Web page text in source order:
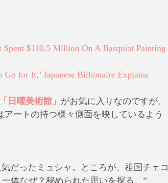
$110.5 Million On A Basquiat Painting
for It,’ Japanese Billionaire Explains
「日曜美術館」 がお気に入りなのですが、
ートの持つ様々側面を映しているよう
だったミュシャ。ところが、祖国チェコ
体なぜ？秘められた思いを探る。”